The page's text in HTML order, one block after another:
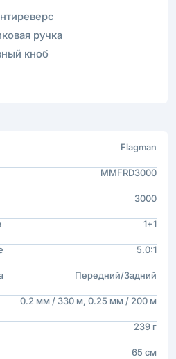
ручка
кноб
Flagman
MMFRD3000
3000
1+1
5.0:1
Передний/Задний
0.2 мм / 330 м, 0.25 мм / 200 м
239 г
65 см